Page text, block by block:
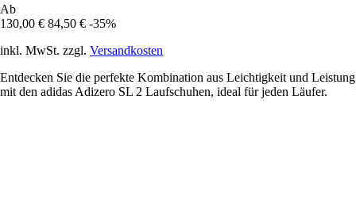
Ab
130,00 € 84,50 € -35%
inkl. MwSt. zzgl. Versandkosten
Entdecken Sie die perfekte Kombination aus Leichtigkeit und Leistung
mit den adidas Adizero SL 2 Laufschuhen, ideal für jeden Läufer.